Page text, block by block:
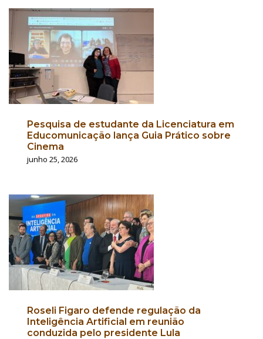
Pesquisa de estudante da Licenciatura em
Educomunicação lança Guia Prático sobre
Cinema
junho 25, 2026
Roseli Figaro defende regulação da
Inteligência Artificial em reunião
conduzida pelo presidente Lula